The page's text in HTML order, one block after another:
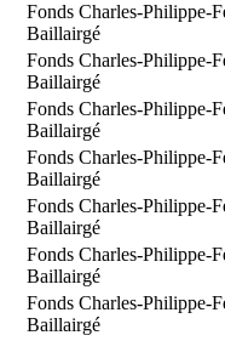
Fonds Charles-Philippe-
Baillairgé
Fonds Charles-Philippe-
Baillairgé
Fonds Charles-Philippe-
Baillairgé
Fonds Charles-Philippe-
Baillairgé
Fonds Charles-Philippe-
Baillairgé
Fonds Charles-Philippe-
Baillairgé
Fonds Charles-Philippe-
Baillairgé